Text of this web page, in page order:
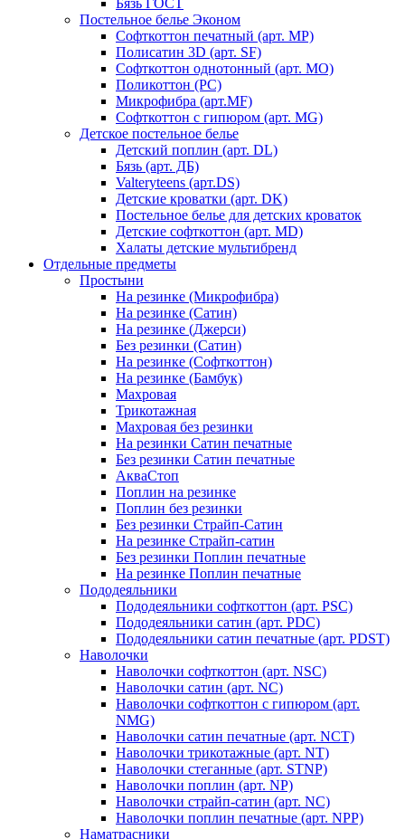
Бязь ГОСТ
Постельное белье Эконом
Софткоттон печатный (арт. MР)
Полисатин 3D (арт. SF)
Софткоттон однотонный (арт. MO)
Поликоттон (PC)
Микрофибра (арт.MF)
Софткоттон с гипюром (арт. MG)
Детское постельное белье
Детский поплин (арт. DL)
Бязь (арт. ДБ)
Valteryteens (арт.DS)
Детские кроватки (арт. DK)
Постельное белье для детских кроваток
Детские софткоттон (арт. MD)
Халаты детские мультибренд
Отдельные предметы
Простыни
На резинке (Микрофибра)
На резинке (Сатин)
На резинке (Джерси)
Без резинки (Сатин)
На резинке (Софткоттон)
На резинке (Бамбук)
Махровая
Трикотажная
Махровая без резинки
На резинки Сатин печатные
Без резинки Сатин печатные
АкваСтоп
Поплин на резинке
Поплин без резинки
Без резинки Страйп-Сатин
На резинке Страйп-сатин
Без резинки Поплин печатные
На резинке Поплин печатные
Пододеяльники
Пододеяльники софткоттон (арт. PSC)
Пододеяльники сатин (арт. PDC)
Пододеяльники сатин печатные (арт. PDST)
Наволочки
Наволочки софткоттон (арт. NSC)
Наволочки сатин (арт. NC)
Наволочки софткоттон с гипюром (арт.
NMG)
Наволочки сатин печатные (арт. NCT)
Наволочки трикотажные (арт. NT)
Наволочки стеганные (арт. STNP)
Наволочки поплин (арт. NP)
Наволочки страйп-сатин (арт. NC)
Наволочки поплин печатные (арт. NPP)
Наматрасники